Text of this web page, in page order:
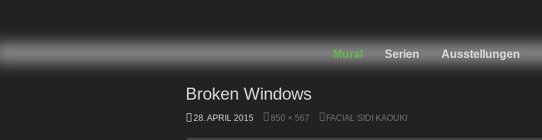
Mural Serien Ausstellungen
Broken Windows
28. APRIL 2015 850 × 567 FACIAL SIDI KAOUKI